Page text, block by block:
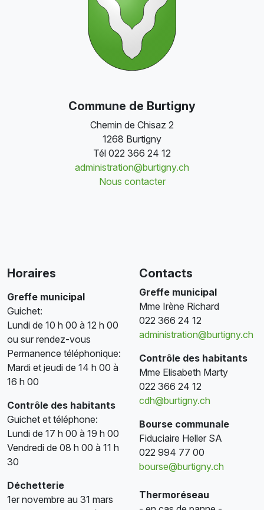
Commune de Burtigny
Chemin de Chisaz 2
1268 Burtigny
Tél 022 366 24 12
administration@burtigny.ch
Nous contacter
Horaires
Greffe municipal
Guichet:
Lundi de 10 h 00 à 12 h 00
ou sur rendez-vous
Permanence téléphonique:
Mardi et jeudi de 14 h 00 à
16 h 00
Contrôle des habitants
Guichet et téléphone:
Lundi de 17 h 00 à 19 h 00
Vendredi de 08 h 00 à 11 h
30
Déchetterie
1er novembre au 31 mars
Contacts
Greffe municipal
Mme Irène Richard
022 366 24 12
administration@burtigny.ch
Contrôle des habitants
Mme Elisabeth Marty
022 366 24 12
cdh@burtigny.ch
Bourse communale
Fiduciaire Heller SA
022 994 77 00
bourse@burtigny.ch
Thermoréseau